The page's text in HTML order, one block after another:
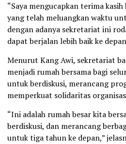
“Saya mengucapkan terima
yang telah meluangkan waktu
dengan adanya sekretariat ini
dapat berjalan lebih baik ke
Menurut Kang Awi, sekretariat
menjadi rumah bersama bagi
untuk berdiskusi, merancang
memperkuat solidaritas
“Ini adalah rumah besar kita
berdiskusi, dan merancang
untuk tiga tahun ke depan,”